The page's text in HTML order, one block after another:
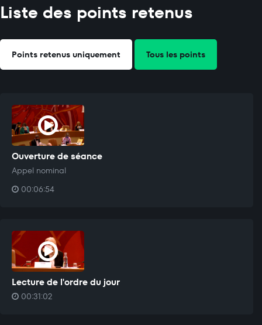
Liste des points retenus
Points retenus uniquement Tous les points
Ouverture de séance
Appel nominal
00:06:54
Lecture de l'ordre du jour
00:31:02